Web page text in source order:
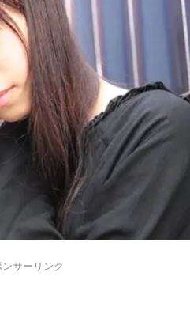
サーリンク